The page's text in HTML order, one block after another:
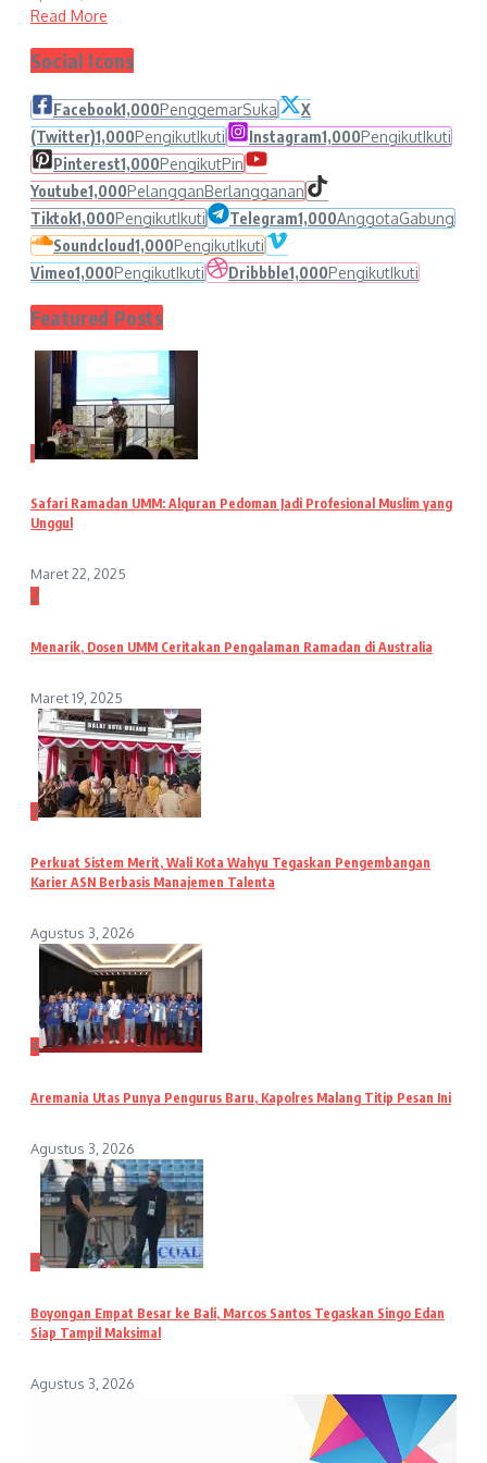
Read More
Social Icons
Facebook1,000PenggemarSuka
X
(Twitter)1,000PengikutIkuti Instagram1,000PengikutIkuti
Pinterest1,000PengikutPin
Youtube1,000PelangganBerlangganan
Tiktok1,000PengikutIkuti Telegram1,000AnggotaGabung
Soundcloud1,000PengikutIkuti
Vimeo1,000PengikutIkuti Dribbble1,000PengikutIkuti
Featured Posts
1
Safari Ramadan UMM: Alquran Pedoman Jadi Profesional Muslim yang
Unggul
Maret 22, 2025
2
Menarik, Dosen UMM Ceritakan Pengalaman Ramadan di Australia
Maret 19, 2025
3
Perkuat Sistem Merit, Wali Kota Wahyu Tegaskan Pengembangan
Karier ASN Berbasis Manajemen Talenta
Agustus 3, 2026
4
Aremania Utas Punya Pengurus Baru, Kapolres Malang Titip Pesan Ini
Agustus 3, 2026
5
Boyongan Empat Besar ke Bali, Marcos Santos Tegaskan Singo Edan
Siap Tampil Maksimal
Agustus 3, 2026